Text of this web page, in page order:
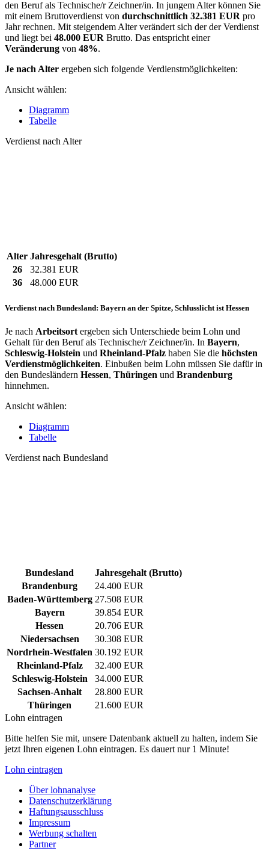
den Beruf als Technische/r Zeichner/in. In jungem Alter können Sie
mit einem Bruttoverdienst von durchschnittlich 32.381 EUR pro
Jahr rechnen. Mit steigendem Alter verändert sich der der Verdienst
und liegt bei 48.000 EUR Brutto. Das entspricht einer
Veränderung von 48%.
Je nach Alter ergeben sich folgende Verdienstmöglichkeiten:
Ansicht wählen:
Diagramm
Tabelle
Verdienst nach Alter
Alter Jahresgehalt (Brutto)
26
32.381 EUR
36
48.000 EUR
Verdienst nach Bundesland: Bayern an der Spitze, Schlusslicht ist Hessen
Je nach Arbeitsort ergeben sich Unterschiede beim Lohn und
Gehalt für den Beruf als Technische/r Zeichner/in. In Bayern,
Schleswig-Holstein und Rheinland-Pfalz haben Sie die höchsten
Verdienstmöglichkeiten. Einbußen beim Lohn müssen Sie dafür in
den Bundesländern Hessen, Thüringen und Brandenburg
hinnehmen.
Ansicht wählen:
Diagramm
Tabelle
Verdienst nach Bundesland
Bundesland
Jahresgehalt (Brutto)
Brandenburg
24.400 EUR
Baden-Württemberg 27.508 EUR
Bayern
39.854 EUR
Hessen
20.706 EUR
Niedersachsen
30.308 EUR
Nordrhein-Westfalen 30.192 EUR
Rheinland-Pfalz
32.400 EUR
Schleswig-Holstein
34.000 EUR
Sachsen-Anhalt
28.800 EUR
Thüringen
21.600 EUR
Lohn eintragen
Bitte helfen Sie mit, unsere Datenbank aktuell zu halten, indem Sie
jetzt Ihren eigenen Lohn eintragen. Es dauert nur 1 Minute!
Lohn eintragen
Über lohnanalyse
Datenschutzerklärung
Haftungsausschluss
Impressum
Werbung schalten
Partner